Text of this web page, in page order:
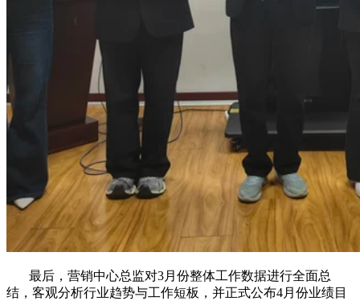
最后，营销中心总监对3月份整体工作数据进行全面总
结，客观分析行业趋势与工作短板，并正式公布4月份业绩目